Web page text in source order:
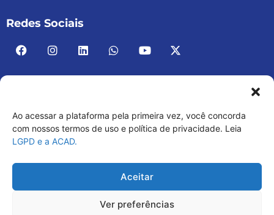
Ao acessar a plataforma pela primeira vez, você concorda
com nossos termos de uso e política de privacidade. Leia
LGPD e a ACAD.
Aceitar
Ver preferências
Redes Sociais
ACAD BRASIL – ASSOCIAÇÃO BRASILEIRA DE